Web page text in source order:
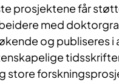
prosjektene får
med
og publiseres i
store